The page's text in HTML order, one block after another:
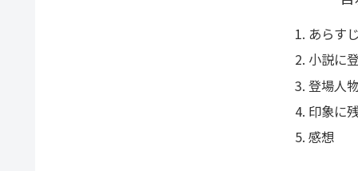
あらす
小説に
登場人
印象に
感想